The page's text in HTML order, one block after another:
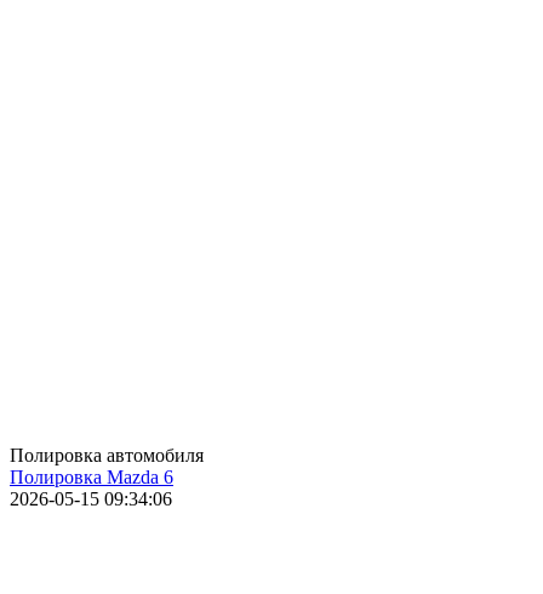
Полировка автомобиля
Полировка Mazda 6
2026-05-15 09:34:06